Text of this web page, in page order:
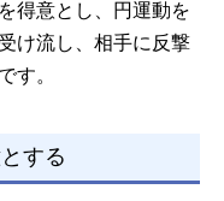
得意とし、円運動を
け流し、相手に反撃
す。
する